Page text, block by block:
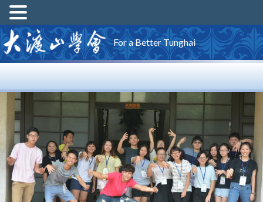
For a Better Tunghai